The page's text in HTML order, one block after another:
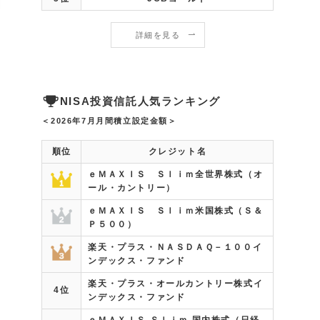
詳細を見る
NISA投資信託人気ランキング
＜2026年7月 月間積立設定金額 ＞
順位 クレジット名
ｅＭＡＸＩＳ Ｓｌｉｍ全世界株式（オ
ール・カントリー）
ｅＭＡＸＩＳ Ｓｌｉｍ米国株式（Ｓ＆
Ｐ５００）
楽天・プラス・ＮＡＳＤＡＱ－１００イ
ンデックス・ファンド
4位
楽天・プラス・オールカントリー株式イ
ンデックス・ファンド